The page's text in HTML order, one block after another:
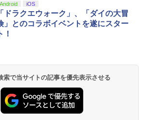
スプラトゥーン レイダース|オンライン
コード版
スプラトゥーン レイダース -Switch2
PlayStation 5 デジタル・エディション
日本語専用 Console Language: Japan
ese only (CFI-2200B01)
Beast of Reincarnation -PS5 【特典】
プロダクトコード 封入
￥7,286
【純正品】Xbox ワイヤレス コントロー
ラー + USB-C® ケーブル
【純正品】Xbox ワイヤレス コントロー
ラー (ロボット ホワイト)
￥7,681
【Amazon.co.jp限定】劇場版モノノ怪
第三章 蛇神 (Amazon.co.jp限定オリジ
ナル三方背収納ケース付きコレクション)
(オリジナル特典:オリジナル巾着＋メー
￥10,780
劇場版「鬼滅の刃」無限城編 第一章 猗
窩座再来 通常版 [Blu-ray]
Android iOS
「ドラクエウォーク」、「ダイの大冒
」とのコラボイベントを遂にスター
ト！
索で当サイトの記事を優先表示させる